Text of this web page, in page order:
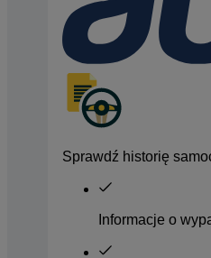
Sprawdź historię
Informacje o